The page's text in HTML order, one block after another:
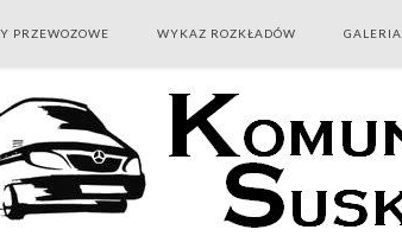
PRZEWOZOWE WYKAZ ROZKŁADÓW GALERIA